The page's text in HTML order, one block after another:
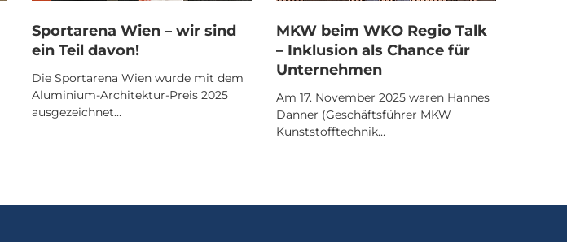
Sportarena Wien – wir sind
ein Teil davon!
Die Sportarena Wien wurde mit dem
Aluminium-Architektur-Preis 2025
ausgezeichnet…
MKW beim WKO Regio Talk
– Inklusion als Chance für
Unternehmen
Am 17. November 2025 waren Hannes
Danner (Geschäftsführer MKW
Kunststofftechnik…